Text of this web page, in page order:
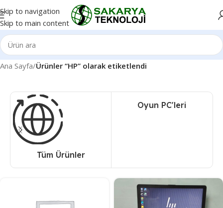
Skip to navigation
Skip to main content
Ana Sayfa/Ürünler “HP” olarak etiketlendi
Tüm Ürünler
Oyun PC'leri